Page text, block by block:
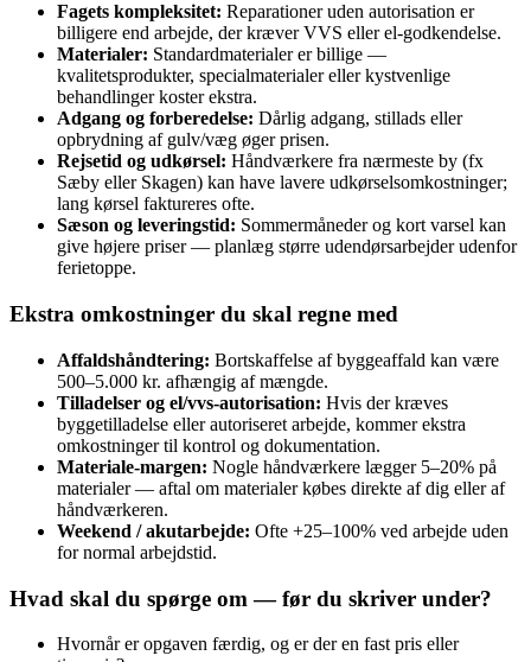
Fagets kompleksitet: Reparationer uden autorisation er
billigere end arbejde, der kræver VVS eller el‑godkendelse.
Materialer: Standardmaterialer er billige —
kvalitetsprodukter, specialmaterialer eller kystvenlige
behandlinger koster ekstra.
Adgang og forberedelse: Dårlig adgang, stillads eller
opbrydning af gulv/væg øger prisen.
Rejsetid og udkørsel: Håndværkere fra nærmeste by (fx
Sæby eller Skagen) kan have lavere udkørselsomkostninger;
lang kørsel faktureres ofte.
Sæson og leveringstid: Sommermåneder og kort varsel kan
give højere priser — planlæg større udendørsarbejder udenfor
ferietoppe.
Ekstra omkostninger du skal regne med
Affaldshåndtering: Bortskaffelse af byggeaffald kan være
500–5.000 kr. afhængig af mængde.
Tilladelser og el/vvs‑autorisation: Hvis der kræves
byggetilladelse eller autoriseret arbejde, kommer ekstra
omkostninger til kontrol og dokumentation.
Materiale‑margen: Nogle håndværkere lægger 5–20% på
materialer — aftal om materialer købes direkte af dig eller af
håndværkeren.
Weekend / akutarbejde: Ofte +25–100% ved arbejde uden
for normal arbejdstid.
Hvad skal du spørge om — før du skriver under?
Hvornår er opgaven færdig, og er der en fast pris eller